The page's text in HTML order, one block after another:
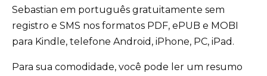
Sebastian em português gratuitamente sem
registro e SMS nos formatos PDF, ePUB e MOBI
para Kindle, telefone Android, iPhone, PC, iPad.
Para sua comodidade, você pode ler um resumo